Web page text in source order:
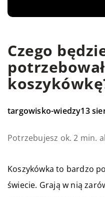
Czego
targowisko-wiedzy13
Potrzebujesz ok. 2 min.
Koszykówka to bardzo
świecie. Grają w nią